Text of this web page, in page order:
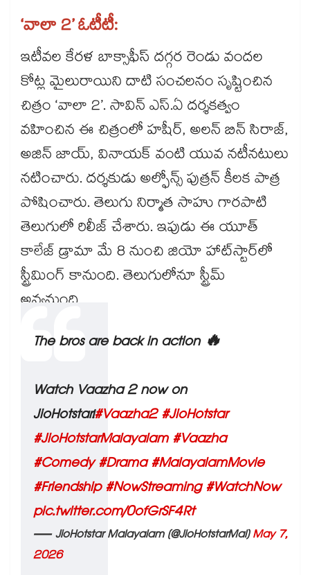
‘వాలా 2’ ఓటీటీ:
ఇటీవల కేరళ బాక్సాఫీస్ దగ్గర రెండు వందల
కోట్ల మైలురాయిని దాటి సంచలనం సృష్టించిన
చిత్రం ‘వాలా 2’. సావిన్ ఎస్.ఏ దర్శకత్వం
వహించిన ఈ చిత్రంలో హషీర్, అలన్ బిన్ సిరాజ్,
అజిన్ జాయ్, వినాయక్ వంటి యువ నటీనటులు
నటించారు. దర్శకుడు అల్ఫోన్స్ పుత్రన్ కీలక పాత్ర
పోషించారు. తెలుగు నిర్మాత సాహు గారపాటి
తెలుగులో రిలీజ్ చేశారు. ఇపుడు ఈ యూత్
కాలేజ్ డ్రామా మే 8 నుంచి జియో హాట్‌స్టార్‌లో
స్ట్రీమింగ్ కానుంది. తెలుగులోనూ స్ట్రీమ్
అవ్వనుంది.
The bros are back in action 🔥
Watch Vaazha 2 now on
JioHotstar!#Vaazha2#JioHotstar
#JioHotstarMalayalam#Vaazha
#Comedy#Drama#MalayalamMovie
#Friendship#NowStreaming#WatchNow
pic.twitter.com/0ofGrSF4Rt
— JioHotstar Malayalam (@JioHotstarMal)May 7,
2026